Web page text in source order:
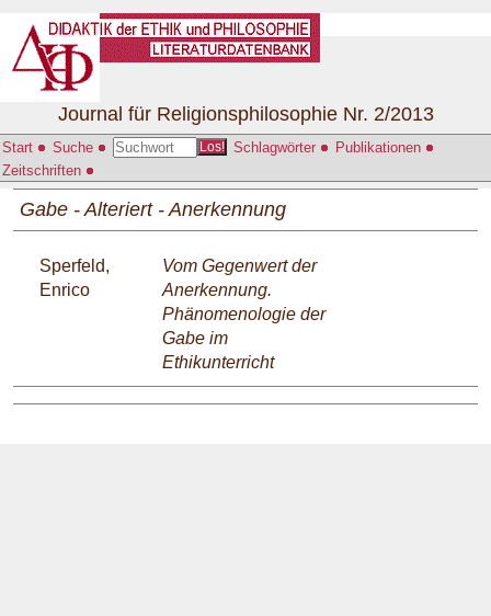
Start Suche Los! Schlagwörter
Publikationen
Zeitschriften
Journal für Religionsphilosophie Nr. 2/2013
Gabe - Alteriert - Anerkennung
Sperfeld,
Enrico
Vom Gegenwert der
Anerkennung.
Phänomenologie der
Gabe im
Ethikunterricht